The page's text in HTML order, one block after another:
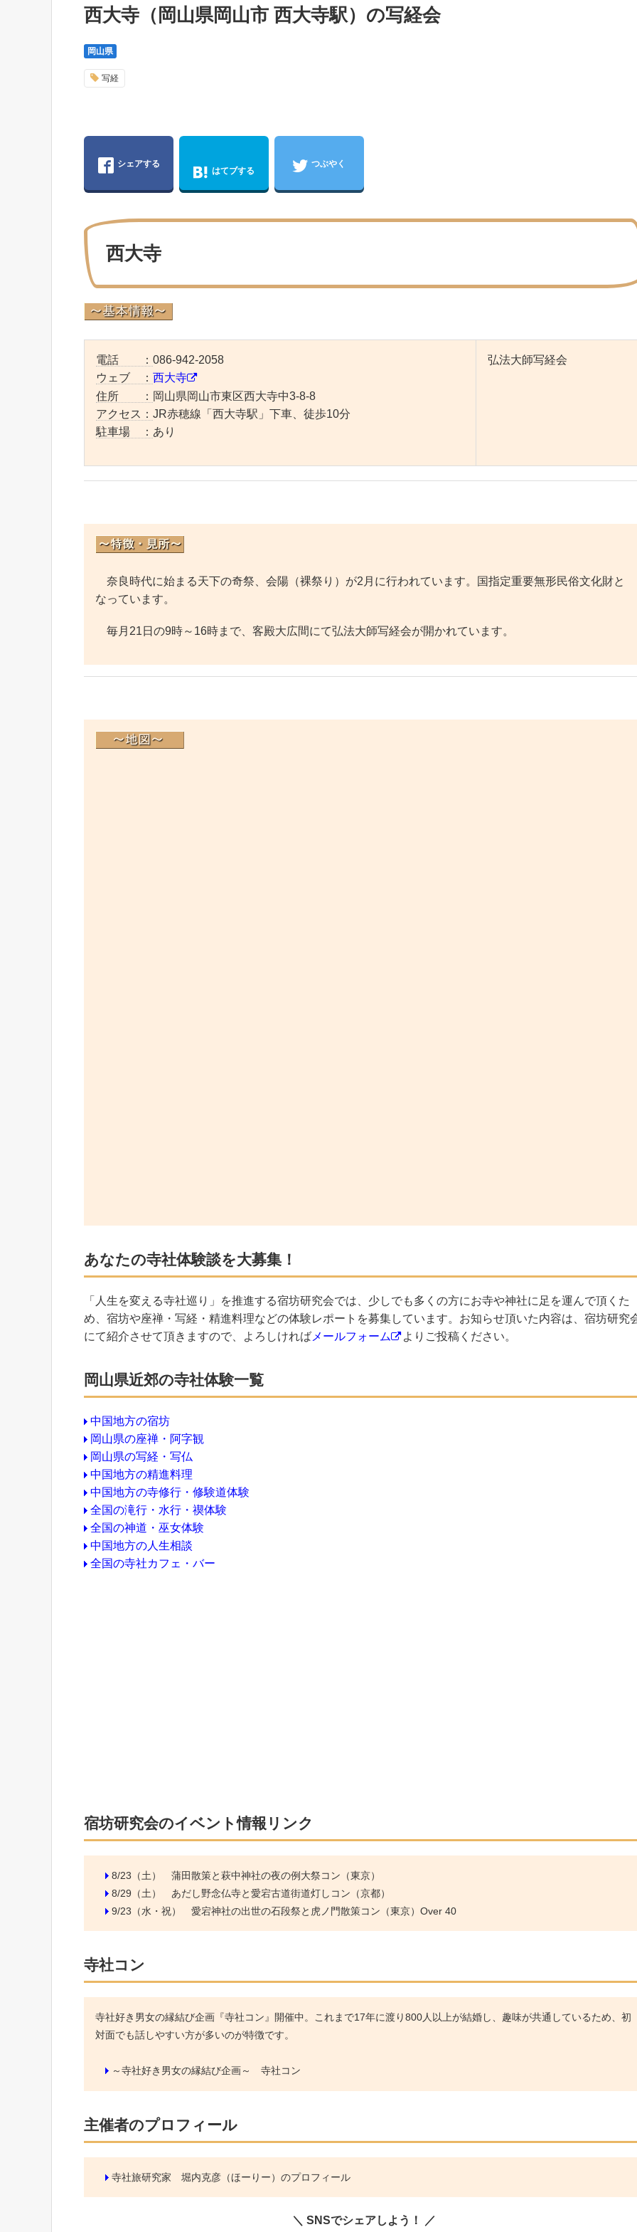
西大寺（岡山県岡山市 西大寺駅）の写経会
岡山県
写経
シェアする
はてブする
つぶやく
西大寺
電話 ： 086-942-2058
ウェブ ： 西大寺
住所 ： 岡山県岡山市東区西大寺中3-8-8
アクセス： JR赤穂線「西大寺駅」下車、徒歩10分
駐車場 ： あり
弘法大師写経会
奈良時代に始まる天下の奇祭、会陽（裸祭り）が2月に行われています。国指定重要無形民俗文化財と
なっています。
毎月21日の9時～16時まで、客殿大広間にて弘法大師写経会が開かれています。
あなたの寺社体験談を大募集！
「人生を変える寺社巡り」を推進する宿坊研究会では、少しでも多くの方にお寺や神社に足を運んで頂くた
め、宿坊や座禅・写経・精進料理などの体験レポートを募集しています。お知らせ頂いた内容は、宿坊研究
にて紹介させて頂きますので、よろしければ メールフォーム よりご投稿ください。
岡山県近郊の寺社体験一覧
中国地方の宿坊
岡山県の座禅・阿字観
岡山県の写経・写仏
中国地方の精進料理
中国地方の寺修行・修験道体験
全国の滝行・水行・禊体験
全国の神道・巫女体験
中国地方の人生相談
全国の寺社カフェ・バー
宿坊研究会のイベント情報リンク
8/23（土） 蒲田散策と萩中神社の夜の例大祭コン（東京）
8/29（土） あだし野念仏寺と愛宕古道街道灯しコン（京都）
9/23（水・祝） 愛宕神社の出世の石段祭と虎ノ門散策コン（東京）Over 40
寺社コン
寺社好き男女の縁結び企画『寺社コン』開催中。これまで17年に渡り800人以上が結婚し、趣味が共通しているため、初
対面でも話しやすい方が多いのが特徴です。
～寺社好き男女の縁結び企画～ 寺社コン
主催者のプロフィール
寺社旅研究家 堀内克彦（ほーりー）のプロフィール
＼ SNSでシェアしよう！ ／